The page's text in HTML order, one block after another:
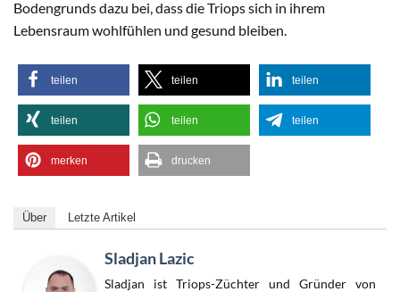
Bodengrunds dazu bei, dass die Triops sich in ihrem
Lebensraum wohlfühlen und gesund bleiben.
teilen teilen teilen
teilen teilen teilen
merken drucken
Über Letzte Artikel
Sladjan Lazic
Sladjan ist Triops-Züchter und Gründer von